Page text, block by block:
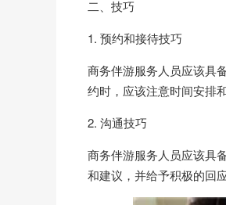
二、技巧
1. 预约和接待技巧
商务伴游服务人员应该具
约时，应该注意时间安排
2. 沟通技巧
商务伴游服务人员应该具
和建议，并给予积极的回